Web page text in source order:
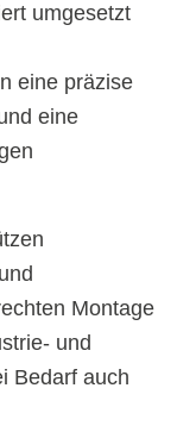
umgesetzt
eine präzise
eine
Montage
und
Bedarf auch